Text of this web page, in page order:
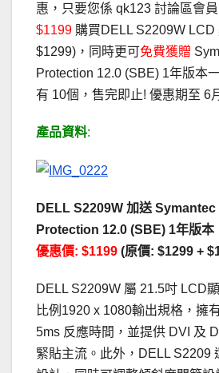
惠，只要您係 qk123 討論區會
$1199 購買DELL S2209W LCD
$1299)，同時更可免費獲贈
Protection 12.0 (SBE) 1年版本
有 10個，售完即止! 優惠期至 6
產品資料:
DELL S2209W 加送
Protection 12.0 (SBE) 1年版本
優惠價: $1199 (原價: $1299 +
DELL S2209W 屬 21.5吋 LCD
比例1920 x 1080輸出規格，擁
5ms 反應時間，並提供 DVI 及
緊貼主流。此外，DELL S2209